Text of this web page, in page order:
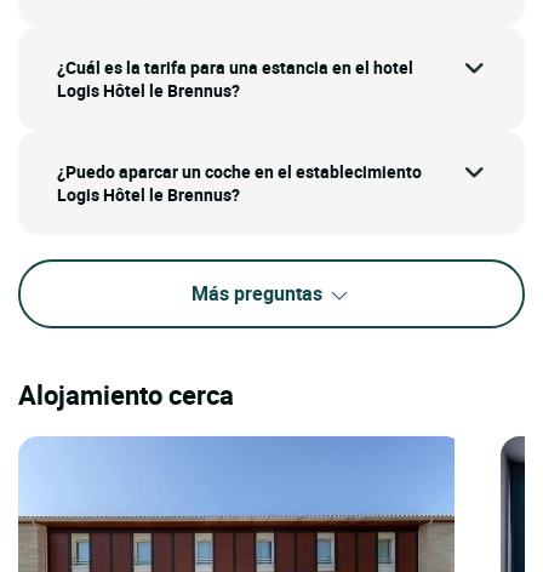
¿Cuál es la tarifa para una estancia en el hotel
Logis Hôtel le Brennus?
¿Puedo aparcar un coche en el establecimiento
Logis Hôtel le Brennus?
Más preguntas
Alojamiento cerca